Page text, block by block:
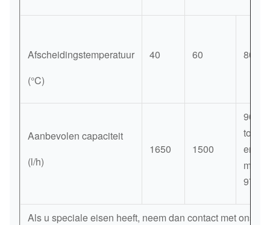
Afscheidingstemperatuur
(°C)
40 60 80
Aanbevolen capaciteit
(l/h)
1650 1500
900
tot
en
met
975
Als u speciale eisen heeft, neem dan contact met ons op.